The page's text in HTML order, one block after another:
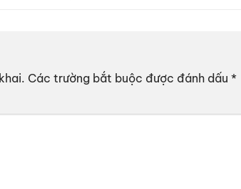
Các trường bắt buộc được đánh dấu *